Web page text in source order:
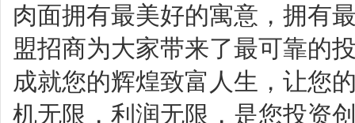
肉面拥有最美好的寓意，拥有
盟招商为大家带来了最可靠的
成就您的辉煌致富人生，让您
机无限，利润无限，是您投资